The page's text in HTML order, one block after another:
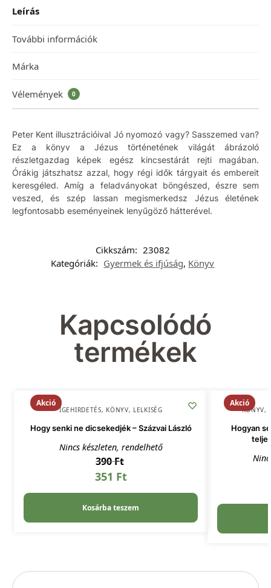
Leírás
További információk
Márka
Vélemények 0
Peter Kent illusztrációival Jó nyomozó vagy? Sasszemed van?
Ez a könyv a Jézus történetének világát ábrázoló
részletgazdag képek egész kincsestárát rejti magában.
Órákig játszhatsz azzal, hogy régi idők tárgyait és embereit
keresgéled. Amíg a feladványokat böngészed, észre sem
veszed, és szép lassan megismerkedsz Jézus életének
legfontosabb eseményeinek lenyűgöző hátterével.
Cikkszám: 23082
Kategóriák: Gyermek és ifjúság, Könyv
Kapcsolódó
termékek
Akció
IGEHIRDETÉS, KÖNYV, LELKISÉG
Hogy senki ne dicsekedjék – Százvai László
Nincs készleten, rendelhető
390Ft
351 Ft
Kosárba teszem
Akció
KÖNYV,
Hogyan